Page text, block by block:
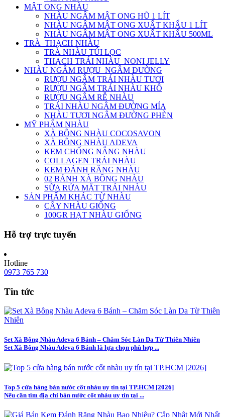
MẬT ONG NHÀU
NHÀU NGÂM MẬT ONG HŨ 1 LÍT
NHÀU NGÂM MẬT ONG XUẤT KHẨU 1 LÍT
NHÀU NGÂM MẬT ONG XUẤT KHẨU 500ML
TRÀ_THẠCH NHÀU
TRÀ NHÀU TÚI LỌC
THẠCH TRÁI NHÀU_NONI JELLY
NHÀU NGÂM RƯỢU_NGÂM ĐƯỜNG
RƯỢU NGÂM TRÁI NHÀU TƯƠI
RƯỢU NGÂM TRÁI NHÀU KHÔ
RƯỢU NGÂM RỄ NHÀU
TRÁI NHÀU NGÂM ĐƯỜNG MÍA
NHÀU TƯƠI NGÂM ĐƯỜNG PHÈN
MỸ PHẨM NHÀU
XÀ BÔNG NHÀU COCOSAVON
XÀ BÔNG NHÀU ADEVA
KEM CHỐNG NẮNG NHÀU
COLLAGEN TRÁI NHÀU
KEM ĐÁNH RĂNG NHÀU
02 BÁNH XÀ BÔNG NHÀU
SỮA RỬA MẶT TRÁI NHÀU
SẢN PHẨM KHÁC TỪ NHÀU
CÂY NHÀU GIỐNG
100GR HẠT NHÀU GIỐNG
Hỗ trợ trực tuyến
Hotline
0973 765 730
Tin tức
Set Xà Bông Nhàu Adeva 6 Bánh – Chăm Sóc Làn Da Từ Thiên Nhiên
Set Xà Bông Nhàu Adeva 6 Bánh là lựa chọn phù hợp ...
Top 5 cửa hàng bán nước cốt nhàu uy tín tại TP.HCM [2026]
Nếu cần tìm địa chỉ bán nước cốt nhàu uy tín tại ...